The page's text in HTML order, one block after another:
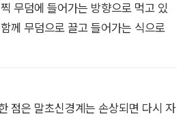
무덤에 들어가는 방향으로 먹고 있
께 무덤으로 끌고 들어가는 식으로
점은 말초신경계는 손상되면 다시 자